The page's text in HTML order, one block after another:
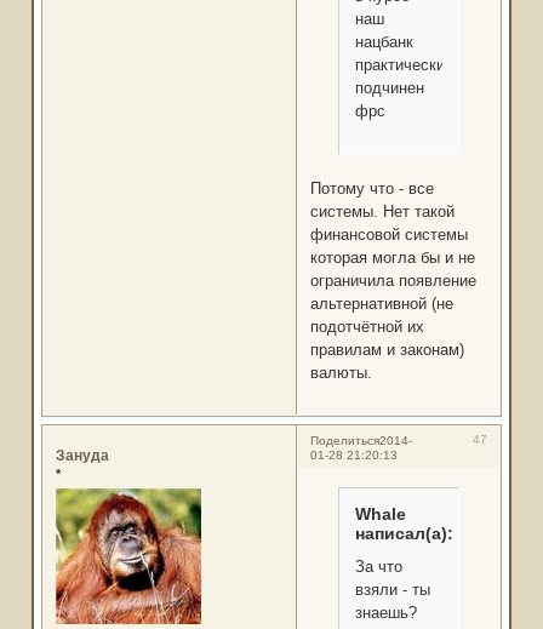
наш
нацбанк
практически
подчинен
фрс
Потому что - все
системы. Нет такой
финансовой системы
которая могла бы и не
ограничила появление
альтернативной (не
подотчётной их
правилам и законам)
валюты.
Поделиться 47
2014-
01-28 21:20:13
Зануда
*
Whale
написал(а):
За что
взяли - ты
знаешь?